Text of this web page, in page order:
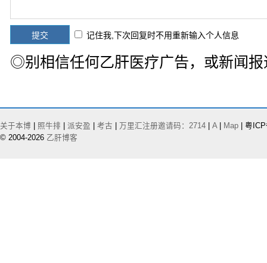
记住我,下次回复时不用重新输入个人信息
◎别相信任何乙肝医疗广告，或新闻报
关于本博 照牛排 派安盈 考古 万里汇注册邀请码：2714 A| Map | 粤
© 2004-2026 乙肝博客